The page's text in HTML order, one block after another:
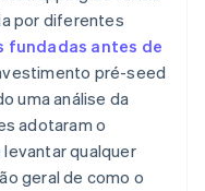
por diferentes
fundadas antes de
pré-seed
uma análise da
adotaram o
qualquer
geral de como o